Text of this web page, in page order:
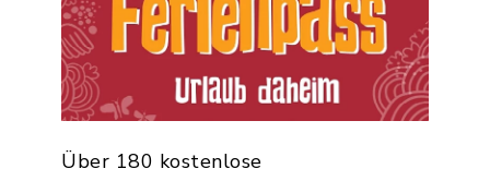
Über 180 kostenlose